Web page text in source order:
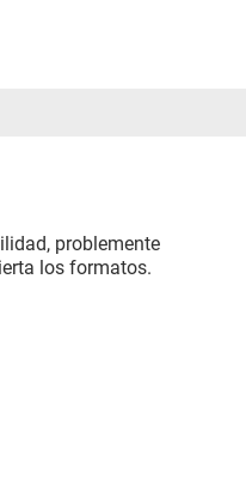
problemente
los formatos.